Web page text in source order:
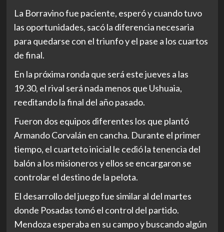
La Borravino fue paciente, esperó y cuando tuvo
las oportunidades, sacó la diferencia necesaria
para quedarse con el triunfo y el pase a los cuartos
de final.
En la próxima ronda que será este jueves a las
19.30, el rival será nada menos que Ushuaia,
reeditando la final del año pasado.
Fueron dos equipos diferentes los que plantó
Armando Corvalán en cancha. Durante el primer
tiempo, el cuarteto inicial le cedió la tenencia del
balón a los misioneros y ellos se encargaron se
controlar el destino de la pelota.
El desarrollo del juego fue similar al del martes
donde Posadas tomó el control del partido.
Mendoza esperaba en su campo y buscando algún